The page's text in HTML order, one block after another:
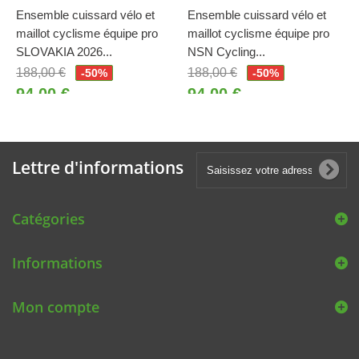
Ensemble cuissard vélo et
maillot cyclisme équipe pro
SLOVAKIA 2026...
188,00 €
-50%
94,00 €
Ensemble cuissard vélo et
maillot cyclisme équipe pro
NSN Cycling...
188,00 €
-50%
94,00 €
Lettre d'informations
Catégories
Informations
Mon compte